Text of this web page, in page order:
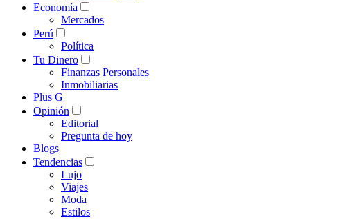
Economía
Mercados
Perú
Política
Tu Dinero
Finanzas Personales
Inmobiliarias
Plus G
Opinión
Editorial
Pregunta de hoy
Blogs
Tendencias
Lujo
Viajes
Moda
Estilos